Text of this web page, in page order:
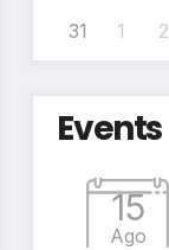
31
1 2
Events
15
Ago